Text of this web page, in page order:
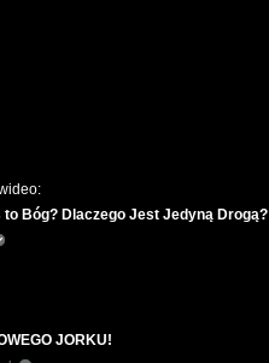
to Bóg? Dlaczego Jest Jedyną Drogą?
JORKU!